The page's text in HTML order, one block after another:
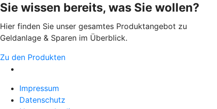
Sie wissen bereits, was Sie wollen?
Hier finden Sie unser gesamtes Produktangebot zu
Geldanlage & Sparen im Überblick.
Zu den Produkten
Impressum
Datenschutz